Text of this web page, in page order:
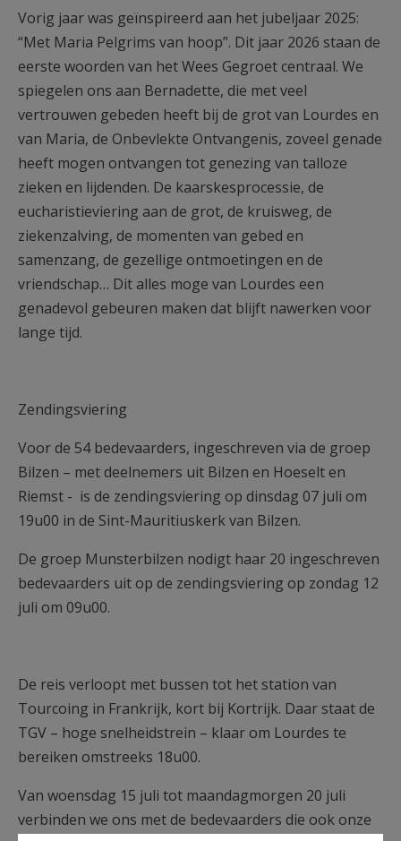
Vorig jaar was geïnspireerd aan het jubeljaar 2025:
“Met Maria Pelgrims van hoop”. Dit jaar 2026 staan de
eerste woorden van het Wees Gegroet centraal. We
spiegelen ons aan Bernadette, die met veel
vertrouwen gebeden heeft bij de grot van Lourdes en
van Maria, de Onbevlekte Ontvangenis, zoveel genade
heeft mogen ontvangen tot genezing van talloze
zieken en lijdenden. De kaarskesprocessie, de
eucharistieviering aan de grot, de kruisweg, de
ziekenzalving, de momenten van gebed en
samenzang, de gezellige ontmoetingen en de
vriendschap… Dit alles moge van Lourdes een
genadevol gebeuren maken dat blijft nawerken voor
lange tijd.
Zendingsviering
Voor de 54 bedevaarders, ingeschreven via de groep
Bilzen – met deelnemers uit Bilzen en Hoeselt en
Riemst - is de zendingsviering op dinsdag 07 juli om
19u00 in de Sint-Mauritiuskerk van Bilzen.
De groep Munsterbilzen nodigt haar 20 ingeschreven
bedevaarders uit op de zendingsviering op zondag 12
juli om 09u00.
De reis verloopt met bussen tot het station van
Tourcoing in Frankrijk, kort bij Kortrijk. Daar staat de
TGV – hoge snelheidstrein – klaar om Lourdes te
bereiken omstreeks 18u00.
Van woensdag 15 juli tot maandagmorgen 20 juli
verbinden we ons met de bedevaarders die ook onze